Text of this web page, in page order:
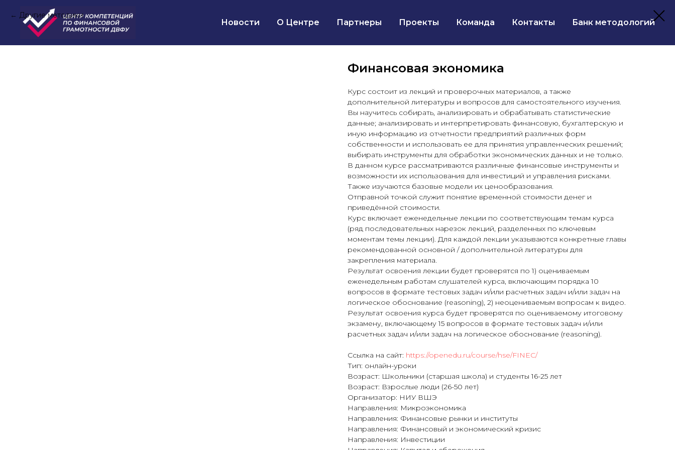
Другие методики
Финансовая экономика
Курс состоит из лекций и проверочных материалов, а также
дополнительной литературы и вопросов для самостоятельного изучения.
Вы научитесь собирать, анализировать и обрабатывать статистические
данные; анализировать и интерпретировать финансовую, бухгалтерскую и
иную информацию из отчетности предприятий различных форм
собственности и использовать ее для принятия управленческих решений;
выбирать инструменты для обработки экономических данных и не только.
В данном курсе рассматриваются различные финансовые инструменты и
возможности их использования для инвестиций и управления рисками.
Также изучаются базовые модели их ценообразования.
Отправной точкой служит понятие временной стоимости денег и
приведённой стоимости.
Курс включает еженедельные лекции по соответствующим темам курса
(ряд последовательных нарезок лекций, разделенных по ключевым
моментам темы лекции). Для каждой лекции указываются конкретные главы
рекомендованной основной / дополнительной литературы для
закрепления материала.
Результат освоения лекции будет проверятся по 1) оцениваемым
еженедельным работам слушателей курса, включающим порядка 10
вопросов в формате тестовых задач и/или расчетных задач и/или задач на
логическое обоснование (reasoning), 2) неоцениваемым вопросам к видео.
Результат освоения курса будет проверятся по оцениваемому итоговому
экзамену, включающему 15 вопросов в формате тестовых задач и/или
расчетных задач и/или задач на логическое обоснование (reasoning).
Ссылка на сайт: https://openedu.ru/course/hse/FINEC/
Тип: онлайн-уроки
Возраст: Школьники (старшая школа) и студенты 16-25 лет
Возраст: Взрослые люди (26-50 лет)
Организатор: НИУ ВШЭ
Направления: Микроэкономика
Направления: Финансовые рынки и институты
Направления: Финансовый и экономический кризис
Направления: Инвестиции
Новости О Центре Партнеры Проекты Команда Контакты Банк методологий